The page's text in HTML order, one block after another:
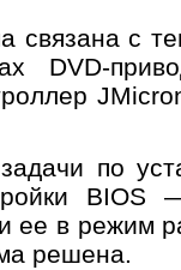
связана с
DVD-
по
BIOS
ее в режим
решена.